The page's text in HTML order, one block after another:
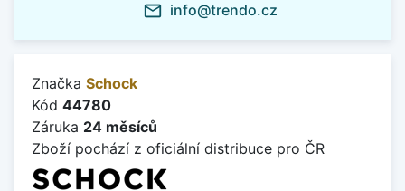
mail_outline info@trendo.cz
Značka Schock
Kód 44780
Záruka 24 měsíců
Zboží pochází z oficiální distribuce pro ČR